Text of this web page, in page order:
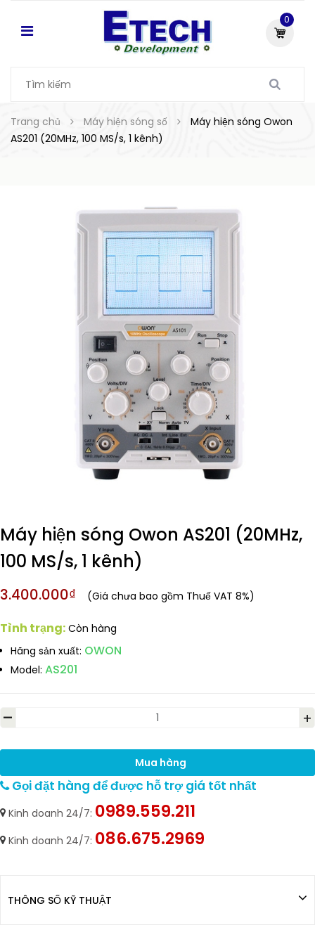
0
Trang chủ Máy hiện sóng số
Máy hiện sóng Owon
AS201 (20MHz, 100 MS/s, 1 kênh)
Máy hiện sóng Owon AS201 (20MHz,
100 MS/s, 1 kênh)
3.400.000₫ (Giá chưa bao gồm Thuế VAT 8%)
Tình trạng: Còn hàng
Hãng sản xuất: OWON
Model: AS201
- +
Mua hàng
Gọi đặt hàng để được hỗ trợ giá tốt nhất
Kinh doanh 24/7: 0989.559.211
Kinh doanh 24/7: 086.675.2969
THÔNG SỐ KỸ THUẬT